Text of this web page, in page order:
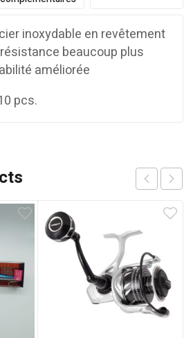
inoxydable en revêtement
beaucoup plus
améliorée
pcs.